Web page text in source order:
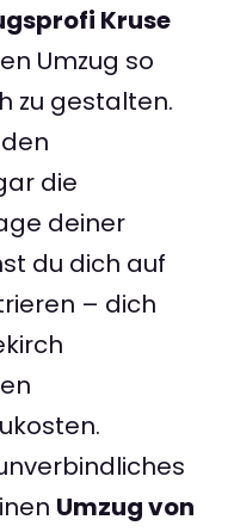
Kruse
Umzug so
zu gestalten.
die
deiner
du dich auf
– dich
Umzug von